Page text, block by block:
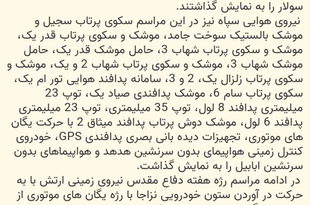
سولار را به نمایش گذاشتند.
نیروی هوایی سپاه نیز در این مراسم سکوی پرتاب سجیل و
موشک بالستیک سوخت جامد، موشک و سکوی پرتاب قدر یک،
موشک و سکوی پرتاب شهاب 3، حامل موشک قدر یک، حامل
موشک شهاب 3، موشک و سکوی پرتاب شهاب 2 و یک، موشک و
سکوی پرتاب زلزال یک، 2 و 3، سامانه پدافند هوایی تور ام یک،
سکوی پرتاب سام 6، موشک پدافندی صیاد یک، توپ 23
میلیمتری پدافند 8 لول، توپ 35 میلیمتری، توپ 23 میلیمتری
پدافند 6 لول، موشک دوش پرتاب پدافند میثاق 2 با حرکت یگان
های موتوری، تجهیزات دیده بانی بصری پدافندی GPS، خودروی
کنترل زمینی هواپیمای بدون سرنشین هدهد و هواپیماهای بدون
سرنشین ابابیل را به نمایش گذاشت.
در ادامه مراسم رژه هفته دفاع مقدس نیروی زمینی ارتش با به
حرکت در آوردن ستون خودرویی نزاجا با رژه یگان های موتوری از